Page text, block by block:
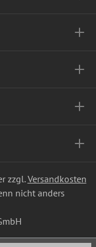
zzgl.Versandkosten
nicht anders